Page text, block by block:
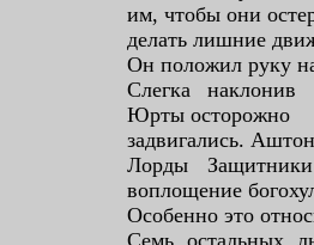
им, чтобы они
делать лишние
Он положил руку
Слегка наклонив
Юрты осторожно
задвигались.
Лорды
воплощение
Особенно это
Семь остальных